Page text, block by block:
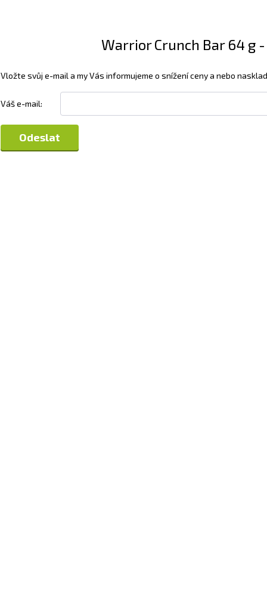
Warrior Crunch Bar 64 g
Vložte svůj e-mail a my Vás informujeme o snížení ceny a nebo
Váš e-mail: